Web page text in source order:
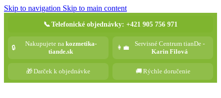
Skip to navigation Skip to main content
📞 Telefonické objednávky: +421 905 756 971
🔒
Nakupujete na kozmetika-
tiande.sk
👩‍💼
Servisné Centrum tianDe -
Karin Filová
🎁Darček k objednávke 🚚Rýchle doručenie